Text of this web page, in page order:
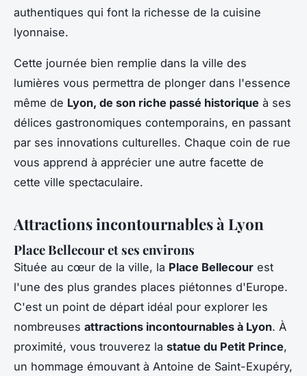
authentiques qui font la richesse de la cuisine
lyonnaise.
Cette journée bien remplie dans la ville des
lumières vous permettra de plonger dans l'essence
même de Lyon, de son riche passé historique à ses
délices gastronomiques contemporains, en passant
par ses innovations culturelles. Chaque coin de rue
vous apprend à apprécier une autre facette de
cette ville spectaculaire.
Attractions incontournables à Lyon
Place Bellecour et ses environs
Située au cœur de la ville, la Place Bellecour est
l'une des plus grandes places piétonnes d'Europe.
C'est un point de départ idéal pour explorer les
nombreuses attractions incontournables à Lyon. À
proximité, vous trouverez la statue du Petit Prince,
un hommage émouvant à Antoine de Saint-Exupéry,